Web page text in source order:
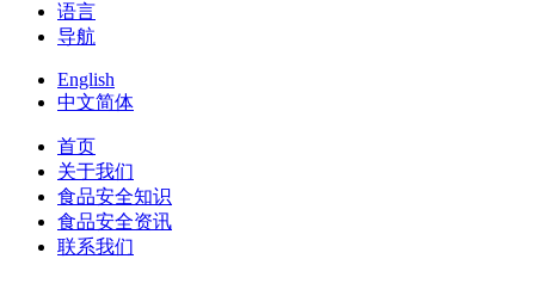
语言
导航
English
中文简体
首页
关于我们
食品安全知识
食品安全资讯
联系我们